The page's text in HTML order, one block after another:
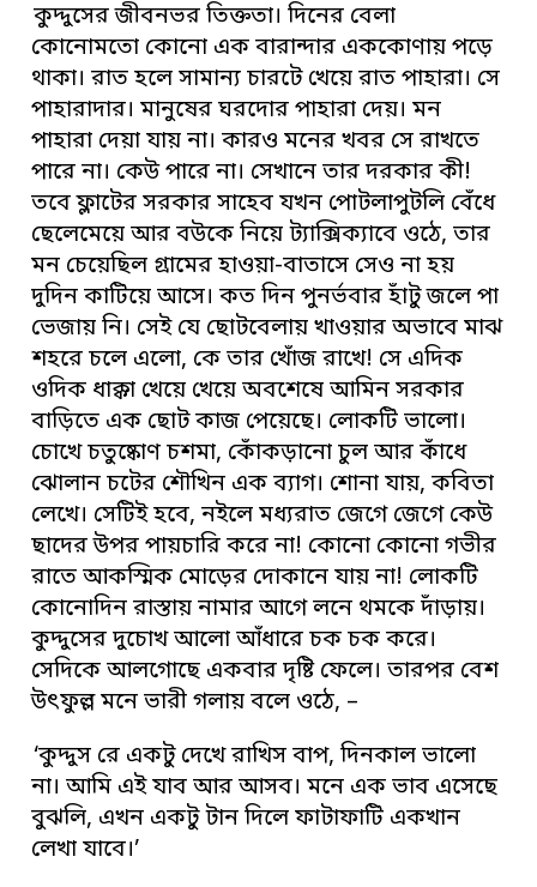
কুদ্দুসের জীবনভর তিক্ততা। দিনের বেলা
কোনোমতো কোনো এক বারান্দার এককোণায় পড়ে
থাকা। রাত হলে সামান্য চারটে খেয়ে রাত পাহারা। সে
পাহারাদার। মানুষের ঘরদোর পাহারা দেয়। মন
পাহারা দেয়া যায় না। কারও মনের খবর সে রাখতে
পারে না। কেউ পারে না। সেখানে তার দরকার কী!
তবে ফ্লাটের সরকার সাহেব যখন পোটলাপুটলি বেঁধে
ছেলেমেয়ে আর বউকে নিয়ে ট্যাক্সিক্যাবে ওঠে, তার
মন চেয়েছিল গ্রামের হাওয়া-বাতাসে সেও না হয়
দুদিন কাটিয়ে আসে। কত দিন পুনর্ভবার হাঁটু জলে পা
ভেজায় নি। সেই যে ছোটবেলায় খাওয়ার অভাবে মাঝ
শহরে চলে এলো, কে তার খোঁজ রাখে! সে এদিক
ওদিক ধাক্কা খেয়ে খেয়ে অবশেষে আমিন সরকার
বাড়িতে এক ছোট কাজ পেয়েছে। লোকটি ভালো।
চোখে চতুষ্কোণ চশমা, কোঁকড়ানো চুল আর কাঁধে
ঝোলান চটের শৌখিন এক ব্যাগ। শোনা যায়, কবিতা
লেখে। সেটিই হবে, নইলে মধ্যরাত জেগে জেগে কেউ
ছাদের উপর পায়চারি করে না! কোনো কোনো গভীর
রাতে আকস্মিক মোড়ের দোকানে যায় না! লোকটি
কোনোদিন রাস্তায় নামার আগে লনে থমকে দাঁড়ায়।
কুদ্দুসের দুচোখ আলো আঁধারে চক চক করে।
সেদিকে আলগোছে একবার দৃষ্টি ফেলে। তারপর বেশ
উৎফুল্ল মনে ভারী গলায় বলে ওঠে, –
‘কুদ্দুস রে একটু দেখে রাখিস বাপ, দিনকাল ভালো
না। আমি এই যাব আর আসব। মনে এক ভাব এসেছে
বুঝলি, এখন একটু টান দিলে ফাটাফাটি একখান
লেখা যাবে।’